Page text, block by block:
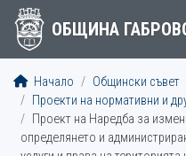
ОБЩИНА
Начало
Общински съвет
Проекти на нормативни и
Проект на Наредба за
определянето и